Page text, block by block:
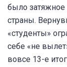
было затяжное
страны.
«студенты»
себе «не
вовсе 13-е